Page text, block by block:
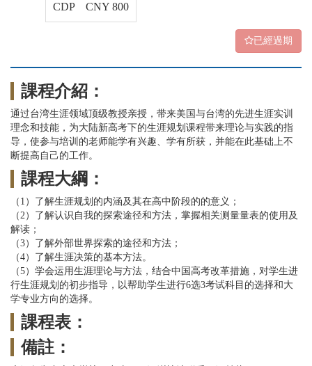
CDP CNY 800
已經過期
課程介紹：
通过台湾生涯领域顶级教授亲授，带来美国与台湾的先进生涯实训
理念和技能，为大陆新高考下的生涯规划课程带来理论与实践的指
导，使参与培训的老师能学有兴趣、学有所获，并能在此基础上不
断提高自己的工作。
課程大綱：
（1）了解生涯规划的内涵及其在高中阶段的的意义；
（2）了解认识自我的探索途径和方法，掌握相关测量量表的使用及
解读；
（3）了解外部世界探索的途径和方法；
（4）了解生涯决策的基本方法。
（5）学会运用生涯理论与方法，结合中国高考改革措施，对学生进
行生涯规划的初步指导，以帮助学生进行6选3考试科目的选择和大
学专业方向的选择。
課程表：
備註：